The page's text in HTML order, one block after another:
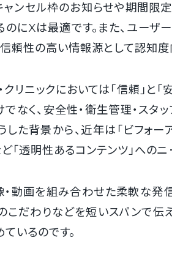
ャンセル枠のお知らせや期間限
にXは最適です。また、ユーザ
頼性の高い情報源として認知度
クリニックにおいては「信頼」と
なく、安全性・衛生管理・スタ
した背景から、近年は「ビフォ
「透明性あるコンテンツ」へのニ
動画を組み合わせた柔軟な発
こだわりなどを短いスパンで伝
いるのです。